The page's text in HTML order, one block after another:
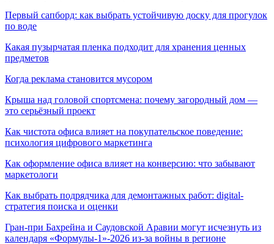
Первый сапборд: как выбрать устойчивую доску для прогулок
по воде
Какая пузырчатая пленка подходит для хранения ценных
предметов
Когда реклама становится мусором
Крыша над головой спортсмена: почему загородный дом —
это серьёзный проект
Как чистота офиса влияет на покупательское поведение:
психология цифрового маркетинга
Как оформление офиса влияет на конверсию: что забывают
маркетологи
Как выбрать подрядчика для демонтажных работ: digital-
стратегия поиска и оценки
Гран-при Бахрейна и Саудовской Аравии могут исчезнуть из
календаря «Формулы-1»-2026 из-за войны в регионе